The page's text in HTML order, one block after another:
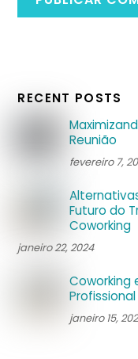
RECENT POSTS
Reunião
fevereiro 7,
Futuro do
Coworking
janeiro 22, 2024
Coworking
janeiro 15,